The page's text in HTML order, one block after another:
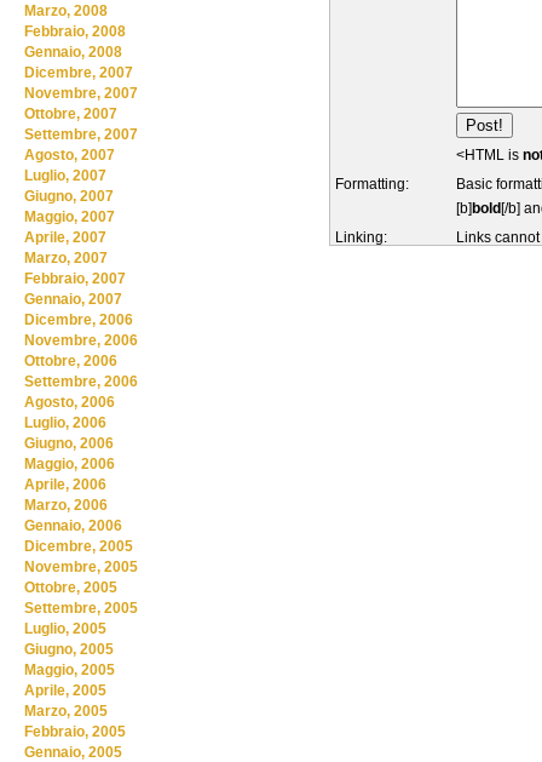
<HTML is
Formatting:
Basic
[b] bold [/b]
Linking:
Links
Marzo, 2008
Febbraio, 2008
Gennaio, 2008
Dicembre, 2007
Novembre, 2007
Ottobre, 2007
Settembre, 2007
Agosto, 2007
Luglio, 2007
Giugno, 2007
Maggio, 2007
Aprile, 2007
Marzo, 2007
Febbraio, 2007
Gennaio, 2007
Dicembre, 2006
Novembre, 2006
Ottobre, 2006
Settembre, 2006
Agosto, 2006
Luglio, 2006
Giugno, 2006
Maggio, 2006
Aprile, 2006
Marzo, 2006
Gennaio, 2006
Dicembre, 2005
Novembre, 2005
Ottobre, 2005
Settembre, 2005
Luglio, 2005
Giugno, 2005
Maggio, 2005
Aprile, 2005
Marzo, 2005
Febbraio, 2005
Gennaio, 2005